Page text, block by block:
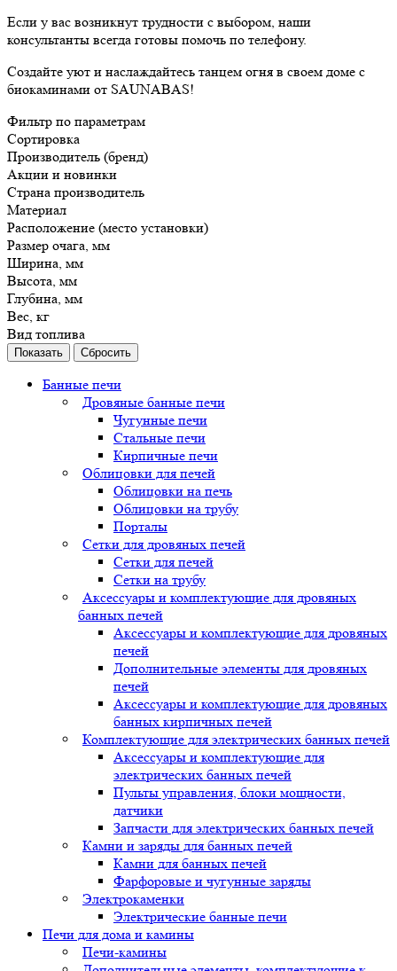
Если у вас возникнут трудности с выбором, наши
консультанты всегда готовы помочь по телефону.
Создайте уют и наслаждайтесь танцем огня в своем доме с
биокаминами от SAUNABAS!
Фильтр по параметрам
Сортировка
Производитель (бренд)
Акции и новинки
Страна производитель
Материал
Расположение (место установки)
Размер очага, мм
Ширина, мм
Высота, мм
Глубина, мм
Вес, кг
Вид топлива
Сбросить
Банные печи
Дровяные банные печи
Чугунные печи
Стальные печи
Кирпичные печи
Облицовки для печей
Облицовки на печь
Облицовки на трубу
Порталы
Сетки для дровяных печей
Сетки для печей
Сетки на трубу
Аксессуары и комплектующие для дровяных
банных печей
Аксессуары и комплектующие для дровяных
печей
Дополнительные элементы для дровяных
печей
Аксессуары и комплектующие для дровяных
банных кирпичных печей
Комплектующие для электрических банных печей
Аксессуары и комплектующие для
электрических банных печей
Пульты управления, блоки мощности,
датчики
Запчасти для электрических банных печей
Камни и заряды для банных печей
Камни для банных печей
Фарфоровые и чугунные заряды
Электрокаменки
Электрические банные печи
Печи для дома и камины
Печи-камины